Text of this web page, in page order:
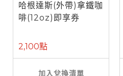
哈根達斯(外帶)拿鐵咖
啡(12oz)即享券
2,100點
加入兌換清單